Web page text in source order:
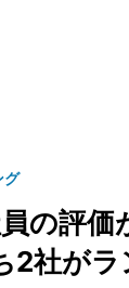
グ
の評価
2社が